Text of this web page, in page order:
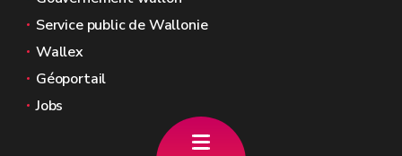
Service public de Wallonie
Wallex
Géoportail
Jobs